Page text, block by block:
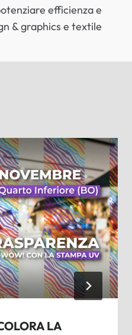
efficienza e
& graphics e textile
LA